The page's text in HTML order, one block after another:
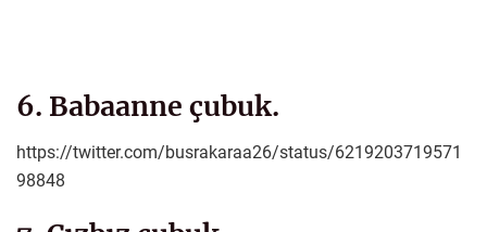
6. Babaanne çubuk.
https://twitter.com/busrakaraa26/status/6219203719571
98848